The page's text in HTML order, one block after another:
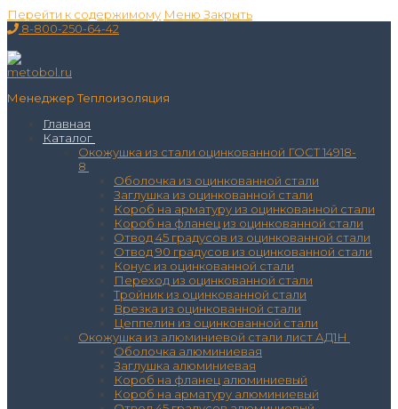
Перейти к содержимому Меню Закрыть
8-800-250-64-42
Менеджер Теплоизоляция
Главная
Каталог
Окожушка из стали оцинкованной ГОСТ 14918-
8
Оболочка из оцинкованной стали
Заглушка из оцинкованной стали
Короб на арматуру из оцинкованной стали
Короб на фланец из оцинкованной стали
Отвод 45 градусов из оцинкованной стали
Отвод 90 градусов из оцинкованной стали
Конус из оцинкованной стали
Переход из оцинкованной стали
Тройник из оцинкованной стали
Врезка из оцинкованной стали
Цеппелин из оцинкованной стали
Окожушка из алюминиевой стали лист АД1Н
Оболочка алюминиевая
Заглушка алюминиевая
Короб на фланец алюминиевый
Короб на арматуру алюминиевый